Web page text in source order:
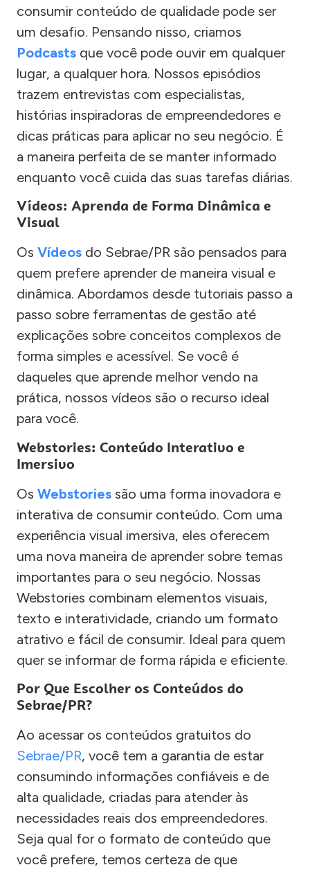
consumir conteúdo de qualidade pode ser
um desafio. Pensando nisso, criamos
Podcasts que você pode ouvir em qualquer
lugar, a qualquer hora. Nossos episódios
trazem entrevistas com especialistas,
histórias inspiradoras de empreendedores e
dicas práticas para aplicar no seu negócio. É
a maneira perfeita de se manter informado
enquanto você cuida das suas tarefas diárias.
Vídeos: Aprenda de Forma Dinâmica e
Visual
Os Vídeos do Sebrae/PR são pensados para
quem prefere aprender de maneira visual e
dinâmica. Abordamos desde tutoriais passo a
passo sobre ferramentas de gestão até
explicações sobre conceitos complexos de
forma simples e acessível. Se você é
daqueles que aprende melhor vendo na
prática, nossos vídeos são o recurso ideal
para você.
Webstories: Conteúdo Interativo e
Imersivo
Os Webstories são uma forma inovadora e
interativa de consumir conteúdo. Com uma
experiência visual imersiva, eles oferecem
uma nova maneira de aprender sobre temas
importantes para o seu negócio. Nossas
Webstories combinam elementos visuais,
texto e interatividade, criando um formato
atrativo e fácil de consumir. Ideal para quem
quer se informar de forma rápida e eficiente.
Por Que Escolher os Conteúdos do
Sebrae/PR?
Ao acessar os conteúdos gratuitos do
Sebrae/PR, você tem a garantia de estar
consumindo informações confiáveis e de
alta qualidade, criadas para atender às
necessidades reais dos empreendedores.
Seja qual for o formato de conteúdo que
você prefere, temos certeza de que